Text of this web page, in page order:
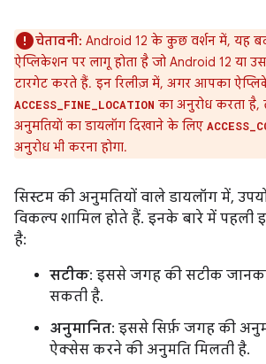
चेतावनी: Android 12 के कुछ वर्शन में, यह
ऐप्लिकेशन पर लागू होता है जो Android 12 या
टारगेट करते हैं. इन रिलीज़ में, अगर आपका
ACCESS_FINE_LOCATION का अनुरोध करता है,
अनुमतियों का डायलॉग दिखाने के लिए
अनुरोध भी करना होगा.
सिस्टम की अनुमतियों वाले डायलॉग में,
विकल्प शामिल होते हैं. इनके बारे में पहली
है:
सटीक: इससे जगह की सटीक
सकती है.
अनुमानित: इससे सिर्फ़ जगह की
ऐक्सेस करने की अनुमति मिलती है.